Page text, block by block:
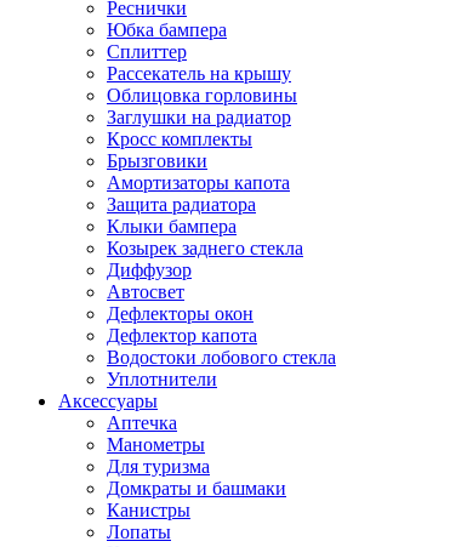
Реснички
Юбка бампера
Сплиттер
Рассекатель на крышу
Облицовка горловины
Заглушки на радиатор
Кросс комплекты
Брызговики
Амортизаторы капота
Защита радиатора
Клыки бампера
Козырек заднего стекла
Диффузор
Автосвет
Дефлекторы окон
Дефлектор капота
Водостоки лобового стекла
Уплотнители
Аксессуары
Аптечка
Манометры
Для туризма
Домкраты и башмаки
Канистры
Лопаты